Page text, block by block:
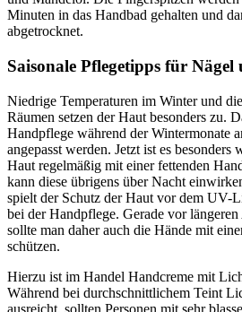
Minuten in das Handbad gehalten und
abgetrocknet.
Saisonale Pflegetipps für Nägel
Niedrige Temperaturen im Winter und
Räumen setzen der Haut besonders zu.
Handpflege während der Wintermonate
angepasst werden. Jetzt ist es besonders
Haut regelmäßig mit einer fettenden
kann diese übrigens über Nacht
spielt der Schutz der Haut vor dem UV-
bei der Handpflege. Gerade vor
sollte man daher auch die Hände mit
schützen.
Hierzu ist im Handel Handcreme mit
Während bei durchschnittlichem Teint
ausreicht, sollten Personen mit sehr